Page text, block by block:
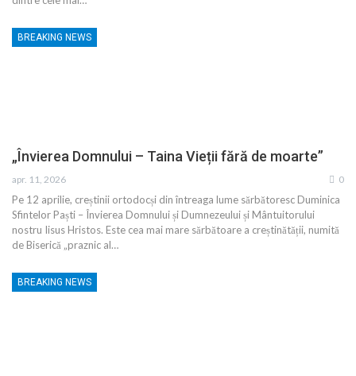
BREAKING NEWS
„Învierea Domnului – Taina Vieții fără de moarte”
apr. 11, 2026 0
Pe 12 aprilie, creștinii ortodocși din întreaga lume sărbătoresc Duminica
Sfintelor Paști – Învierea Domnului și Dumnezeului și Mântuitorului
nostru Iisus Hristos. Este cea mai mare sărbătoare a creștinătății, numită
de Biserică „praznic al…
BREAKING NEWS